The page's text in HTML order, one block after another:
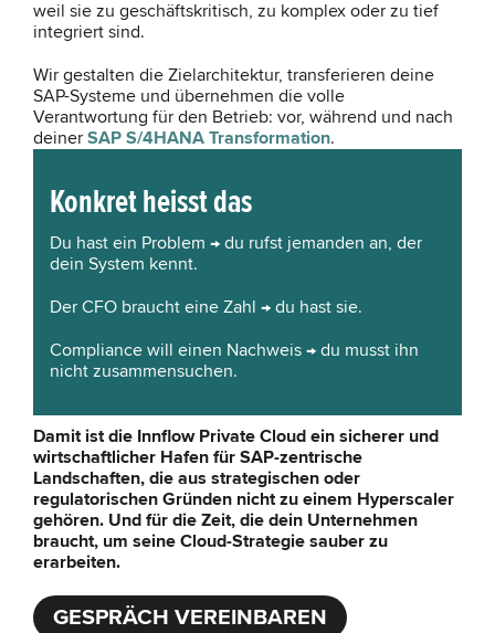
weil sie zu geschäftskritisch, zu komplex oder zu tief
integriert sind.
Wir gestalten die Zielarchitektur, transferieren deine
SAP-Systeme und übernehmen die volle
Verantwortung für den Betrieb: vor, während und nach
deiner SAP S/4HANA Transformation.
Konkret heisst das
Du hast ein Problem → du rufst jemanden an, der
dein System kennt.
Der CFO braucht eine Zahl → du hast sie.
Compliance will einen Nachweis → du musst ihn
nicht zusammensuchen.
Damit ist die Innflow Private Cloud ein sicherer und
wirtschaftlicher Hafen für SAP-zentrische
Landschaften, die aus strategischen oder
regulatorischen Gründen nicht zu einem Hyperscaler
gehören. Und für die Zeit, die dein Unternehmen
braucht, um seine Cloud-Strategie sauber zu
erarbeiten.
GESPRÄCH VEREINBAREN